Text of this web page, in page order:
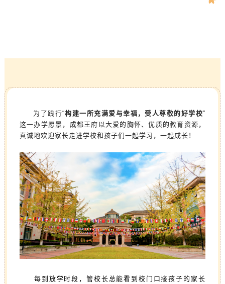
为了践行“构建一所充满爱与幸福，受人尊敬的好学校”
这一办学愿景，成都王府以大爱的胸怀、优质的教育资源，
真诚地欢迎家长走进学校和孩子们一起学习，一起成长！
每到放学时段，管校长总能看到校门口接孩子的家长